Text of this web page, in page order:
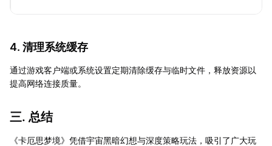
4. 清理系统缓存
通过游戏客户端或系统设置定期清除缓存与临时文件，释放资源以
提高网络连接质量。
三. 总结
《卡厄思梦境》凭借宇宙黑暗幻想与深度策略玩法，吸引了广大玩